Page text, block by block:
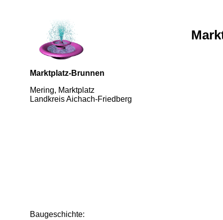
Marktplatz-Brunnen
Mering, Marktplatz
Landkreis Aichach-Friedberg
Baugeschichte: